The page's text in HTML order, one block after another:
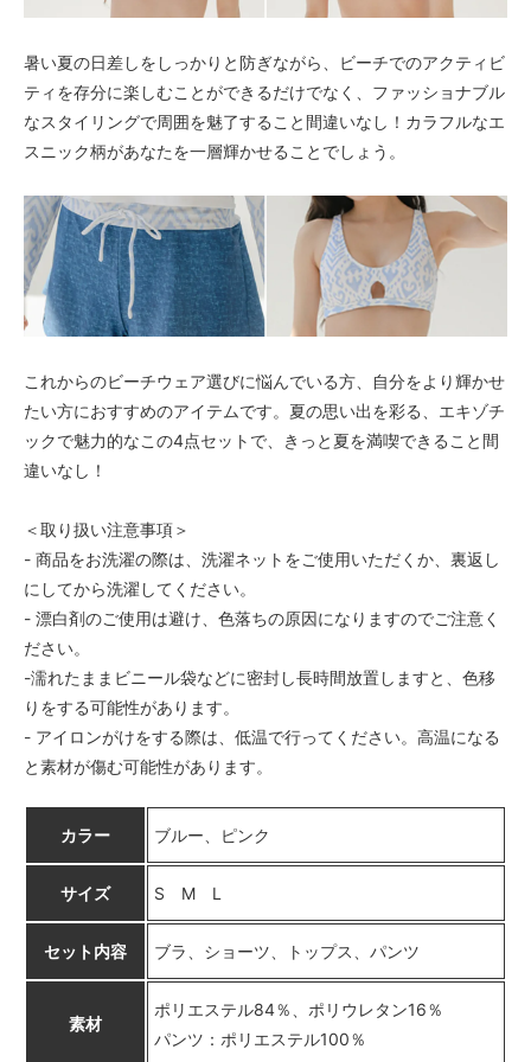
暑い夏の日差しをしっかりと防ぎながら、ビーチでのアクティビ
ティを存分に楽しむことができるだけでなく、ファッショナブル
なスタイリングで周囲を魅了すること間違いなし！カラフルなエ
スニック柄があなたを一層輝かせることでしょう。
これからのビーチウェア選びに悩んでいる方、自分をより輝かせ
たい方におすすめのアイテムです。夏の思い出を彩る、エキゾチ
ックで魅力的なこの4点セットで、きっと夏を満喫できること間
違いなし！
＜取り扱い注意事項＞
- 商品をお洗濯の際は、洗濯ネットをご使用いただくか、裏返し
にしてから洗濯してください。
- 漂白剤のご使用は避け、色落ちの原因になりますのでご注意く
ださい。
-濡れたままビニール袋などに密封し長時間放置しますと、色移
りをする可能性があります。
- アイロンがけをする際は、低温で行ってください。高温になる
と素材が傷む可能性があります。
カラー ブルー、ピンク
サイズ S M L
セット内容 ブラ、ショーツ、トップス、パンツ
素材
ポリエステル84％、ポリウレタン16％
パンツ：ポリエステル100％